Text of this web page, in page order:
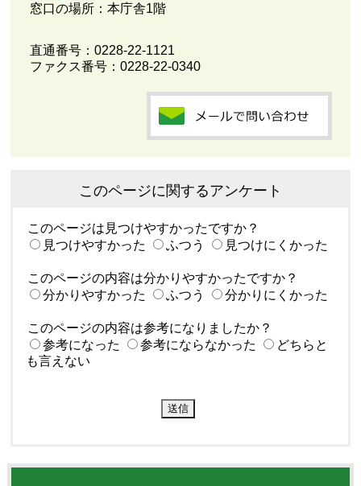
窓口の場所：本庁舎1階
直通番号：0228-22-1121
ファクス番号：0228-22-0340
このページに関するアンケート
このページは見つけやすかったですか？
見つけやすかった
ふつう 見つけにくかった
このページの内容は分かりやすかったですか？
分かりやすかった
ふつう 分かりにくかった
このページの内容は参考になりましたか？
参考になった
参考にならなかった
どちらと
も言えない